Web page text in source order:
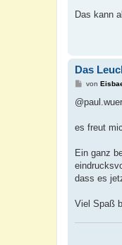
Das kann
Das
B
i
t
a
von
es freut
Ein ganz
dass es
Viel Spaß